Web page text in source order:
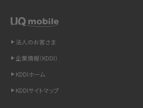
を解説
LINEの引き継ぎ方法は？対象データや事前準備・条件
非通知設定とは？184で電話をかける方法やiPhone
法人のお客さま
企業情報（KDDI）
KDDIホーム
KDDIサイトマップ